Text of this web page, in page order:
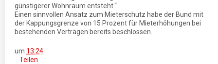
günstigerer Wohnraum entsteht.“
Einen sinnvollen Ansatz zum Mieterschutz habe der Bund mit
der Kappungsgrenze von 15 Prozent für Mieterhöhungen bei
bestehenden Verträgen bereits beschlossen.
um 13:24
Teilen